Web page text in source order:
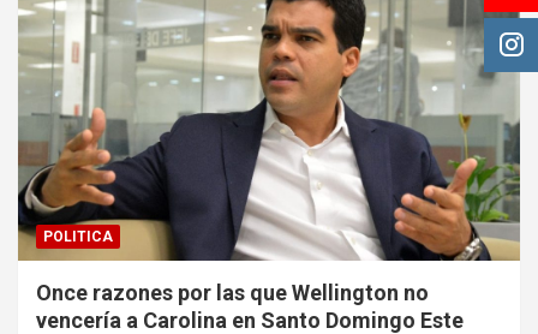
POLITICA
Once razones por las que Wellington no
vencería a Carolina en Santo Domingo Este